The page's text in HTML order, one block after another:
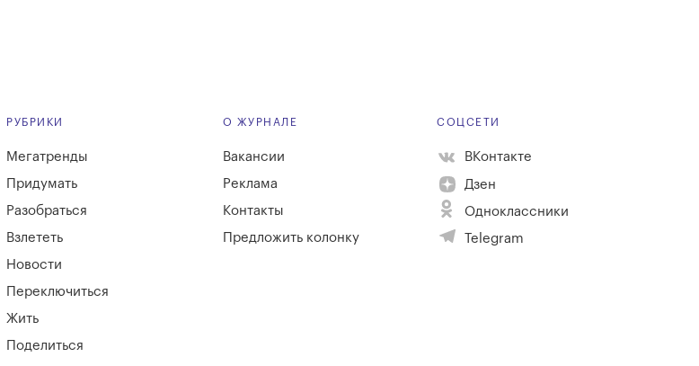
РУБРИКИ
Мегатренды
Придумать
Разобраться
Взлететь
Новости
Переключиться
Жить
Поделиться
О ЖУРНАЛЕ
Вакансии
Реклама
Контакты
Предложить колонку
СОЦСЕТИ
ВКонтакте
Дзен
Одноклассники
Telegram